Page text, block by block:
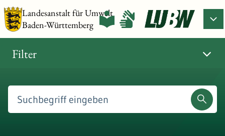
Landesanstalt für Umwelt
Baden-Württemberg
Filter